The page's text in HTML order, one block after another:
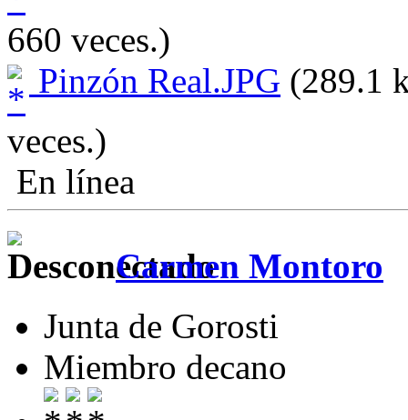
660 veces.)
Pinzón Real.JPG (289.1
veces.)
En línea
Carmen Montoro
Junta de Gorosti
Miembro decano